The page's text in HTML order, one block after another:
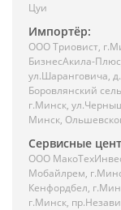
Цуи
Импортёр:
ООО Триовист,
БизнесАкила-
ул.Шаранговича,
Боровлянский
г.Минск,
Минск,
Сервисные
ООО
Мобайлрем,
Кенфордбел,
г.Минск,